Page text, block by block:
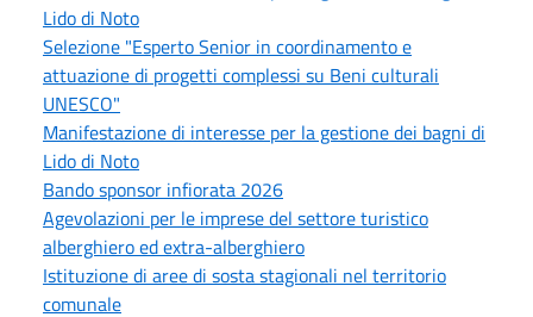
Lido di Noto
Selezione "Esperto Senior in coordinamento e
attuazione di progetti complessi su Beni culturali
UNESCO"
Manifestazione di interesse per la gestione dei bagni di
Lido di Noto
Bando sponsor infiorata 2026
Agevolazioni per le imprese del settore turistico
alberghiero ed extra-alberghiero
Istituzione di aree di sosta stagionali nel territorio
comunale